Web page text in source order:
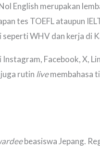
English merupakan
tes TOEFL ataupun
WHV dan kerja di
Facebook, X,
juga rutin livemembahasa
beasiswa Jepang.